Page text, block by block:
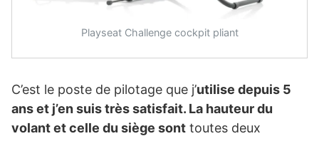
Playseat Challenge cockpit pliant
C’est le poste de pilotage que j’utilise depuis 5
ans et j’en suis très satisfait. La hauteur du
volant et celle du siège sont toutes deux